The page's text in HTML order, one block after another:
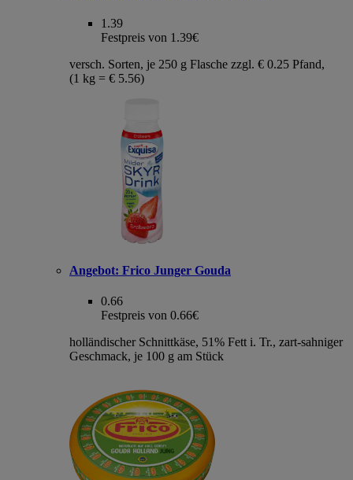
1.39
Festpreis von 1.39€
versch. Sorten, je 250 g Flasche zzgl. € 0.25 Pfand,
(1 kg = € 5.56)
Angebot: Frico Junger Gouda
0.66
Festpreis von 0.66€
holländischer Schnittkäse, 51% Fett i. Tr., zart-sahniger
Geschmack, je 100 g am Stück